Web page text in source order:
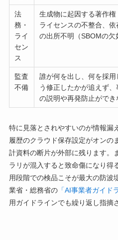
法
務・
ライ
セン
ス
生成物に起因する著作権
ライセンスの不整合、依
の出所不明（SBOMの欠
監査
不備
誰が何を出し、何を採用
う修正したかが追えず、
の説明や再発防止ができ
特に見落とされやすいのが情報漏
履歴のクラウド保存設定がオンの
計資料の断片が外部に残ります。
ラリが混入すると致命傷になり得
用段階での検品こそが最大の防波
業省・総務省の「AI事業者ガイド
用ガイドラインでも繰り返し指摘